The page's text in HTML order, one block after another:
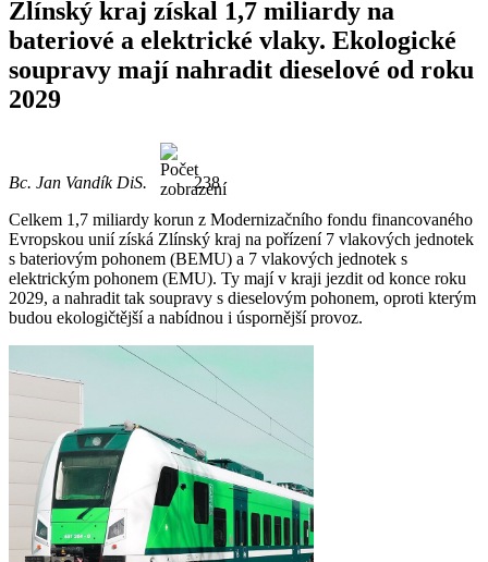
Zlínský kraj získal 1,7 miliardy na
bateriové a elektrické vlaky. Ekologické
soupravy mají nahradit dieselové od roku
2029
Bc. Jan Vandík DiS.
238
Celkem 1,7 miliardy korun z Modernizačního fondu financovaného
Evropskou unií získá Zlínský kraj na pořízení 7 vlakových jednotek
s bateriovým pohonem (BEMU) a 7 vlakových jednotek s
elektrickým pohonem (EMU). Ty mají v kraji jezdit od konce roku
2029, a nahradit tak soupravy s dieselovým pohonem, oproti kterým
budou ekologičtější a nabídnou i úspornější provoz.